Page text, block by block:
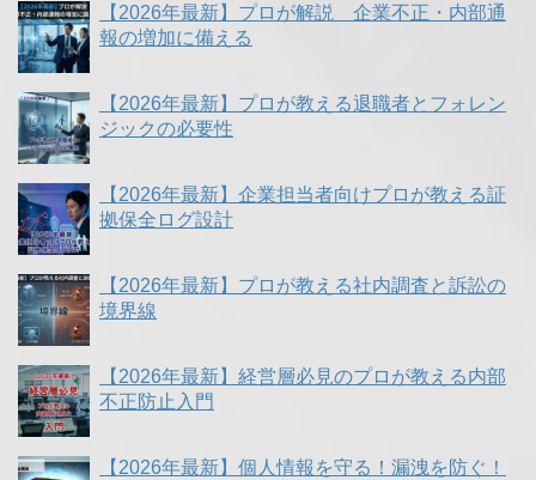
【2026年最新】プロが解説 企業不正・内部通
報の増加に備える
【2026年最新】プロが教える退職者とフォレン
ジックの必要性
【2026年最新】企業担当者向けプロが教える証
拠保全ログ設計
【2026年最新】プロが教える社内調査と訴訟の
境界線
【2026年最新】経営層必見のプロが教える内部
不正防止入門
【2026年最新】個人情報を守る！漏洩を防ぐ！